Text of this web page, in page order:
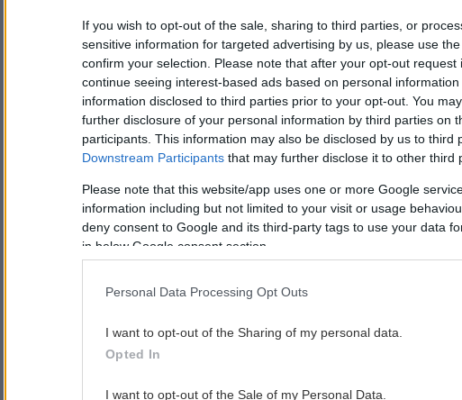
If you wish to opt-out of the sale, sharing to third parties, or
sensitive information for targeted advertising by us, please use
confirm your selection. Please note that after your opt-out request
continue seeing interest-based ads based on personal
information disclosed to third parties prior to your opt-out. You
further disclosure of your personal information by third parties on
participants. This information may also be disclosed by us to third
Downstream Participants that may further disclose it to other third
Please note that this website/app uses one or more Google
information including but not limited to your visit or usage
deny consent to Google and its third-party tags to use your data
in below Google consent section.
Personal Data Processing Opt Outs
I want to opt-out of the Sharing of my personal data.
Opted In
I want to opt-out of the Sale of my Personal Data.